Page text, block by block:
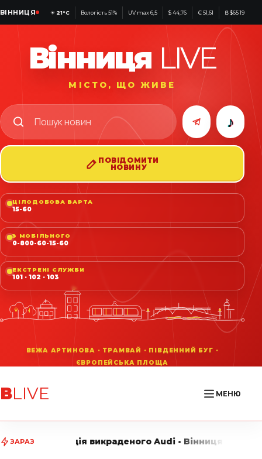
ВІННИЦЯ ☀ 21°C Вологість 51% UV max 6,5 $ 44,76 € 51,61 ₿ $65 190
Вінниця LIVE
МІСТО, ЩО ЖИВЕ
♪
ПОВІДОМИТИ
НОВИНУ
ЦІЛОДОБОВА ВАРТА
15-60
З МОБІЛЬНОГО
0-800-60-15-60
ЕКСТРЕНІ СЛУЖБИ
101 · 102 · 103
ВLIVE МЕНЮ
ЗАРАЗ Audi • Вінниця LIVE стежить за